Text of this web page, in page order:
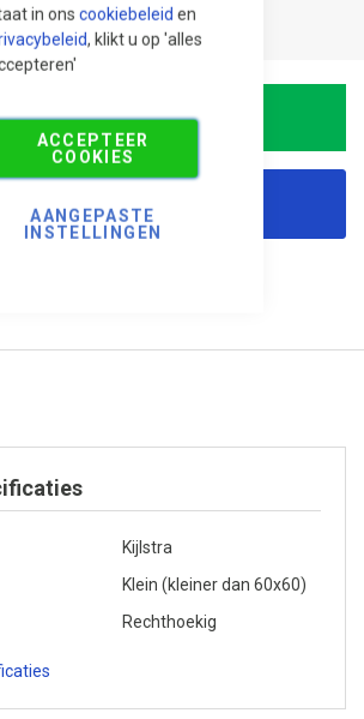
in ons cookiebeleid en
, klikt u op 'alles
ACCEPTEER
COOKIES
AANGEPASTE
INSTELLINGEN
In Winkelwagen
Korting aanvragen
Kijlstra
Klein (kleiner dan 60x60)
Rechthoekig